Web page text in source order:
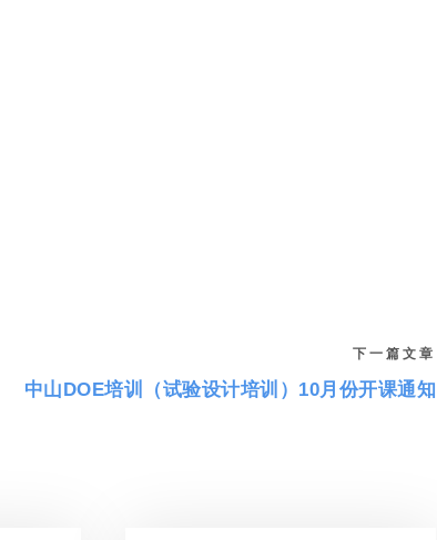
下一篇文章
中山DOE培训（试验设计培训）10月份开课通知